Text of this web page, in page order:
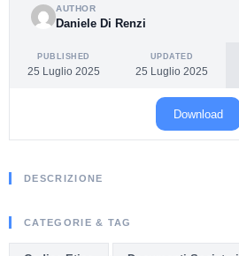
AUTHOR
Daniele Di Renzi
PUBLISHED
25 Luglio 2025
UPDATED
25 Luglio 2025
Download
DESCRIZIONE
CATEGORIE & TAG
,